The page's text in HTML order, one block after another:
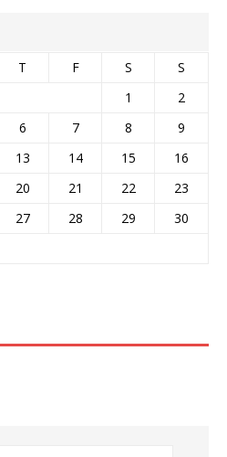
T F S
S
1
2
6 7 8
9
13 14 15
16
20 21 22
23
27 28 29
30